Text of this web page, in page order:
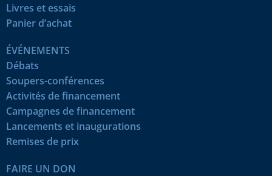
Livres et essais
Panier d’achat
ÉVÉNEMENTS
Débats
Soupers-conférences
Activités de financement
Campagnes de financement
Lancements et inaugurations
Remises de prix
FAIRE UN DON